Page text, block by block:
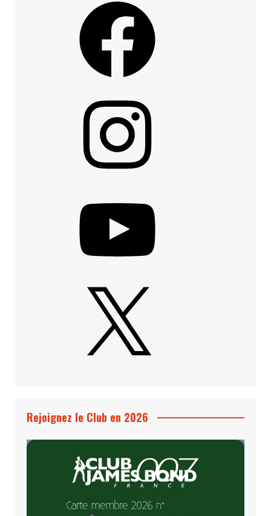
Rejoignez le Club en 2026